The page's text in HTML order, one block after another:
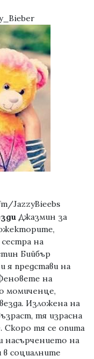
JazzyBieebs
Джазмин за
на
Бийбър
я представи на
на
момиченце,
Изложена на
тя израсна
Скоро тя се опита
насърчението на
в социалните